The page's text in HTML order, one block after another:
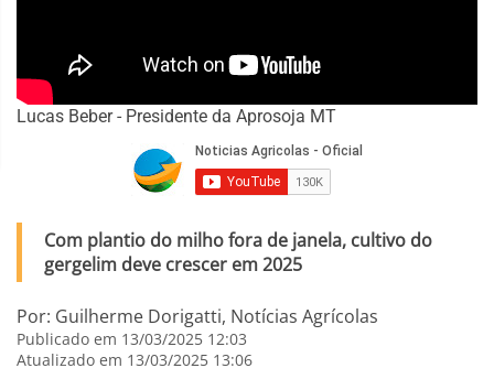
Lucas Beber - Presidente da Aprosoja MT
Com plantio do milho fora de janela, cultivo do
gergelim deve crescer em 2025
Por: Guilherme Dorigatti, Notícias Agrícolas
Publicado em 13/03/2025 12:03
Atualizado em 13/03/2025 13:06